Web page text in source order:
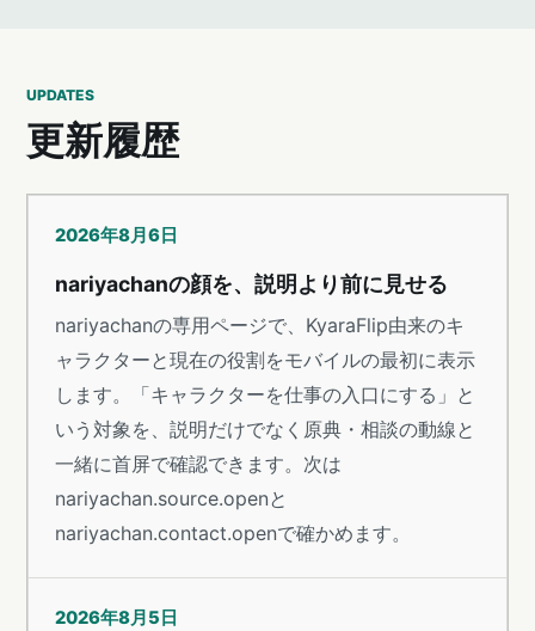
UPDATES
更新履歴
2026年8月6日
nariyachanの顔を、説明より前に見せる
nariyachanの専用ページで、KyaraFlip由来のキ
ャラクターと現在の役割をモバイルの最初に表示
します。「キャラクターを仕事の入口にする」と
いう対象を、説明だけでなく原典・相談の動線と
一緒に首屏で確認できます。次は
nariyachan.source.openと
nariyachan.contact.openで確かめます。
2026年8月5日